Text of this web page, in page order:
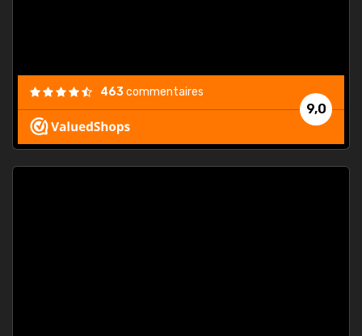
9,0
463commentaires